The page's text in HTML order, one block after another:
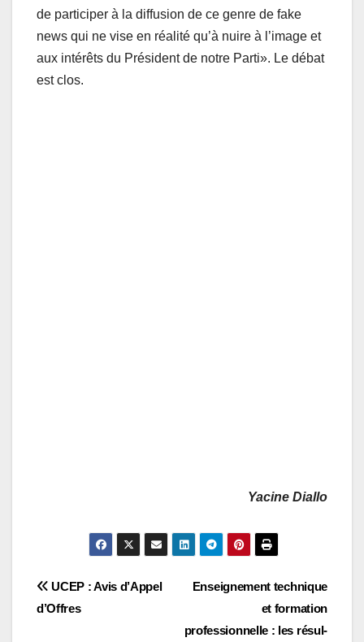
de participer à la diffusion de ce genre de fake
news qui ne vise en réalité qu’à nuire à l’image et
aux intérêts du Président de notre Parti». Le débat
est clos.
Yacine Diallo
Navigation
Enseignement technique
et formation
professionnelle : les résul-
UCEP : Avis d’Appel
d’Offres